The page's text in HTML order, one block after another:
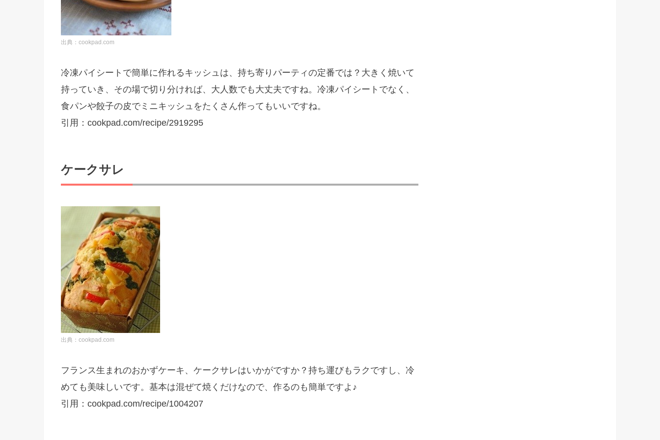
出典：cookpad.com
冷凍パイシートで簡単に作れるキッシュは、持ち寄りパーティの定番では？大きく焼いて
持っていき、その場で切り分ければ、大人数でも大丈夫ですね。冷凍パイシートでなく、
食パンや餃子の皮でミニキッシュをたくさん作ってもいいですね。
引用：cookpad.com/recipe/2919295
ケークサレ
出典：cookpad.com
フランス生まれのおかずケーキ、ケークサレはいかがですか？持ち運びもラクですし、冷
めても美味しいです。基本は混ぜて焼くだけなので、作るのも簡単ですよ♪
引用：cookpad.com/recipe/1004207